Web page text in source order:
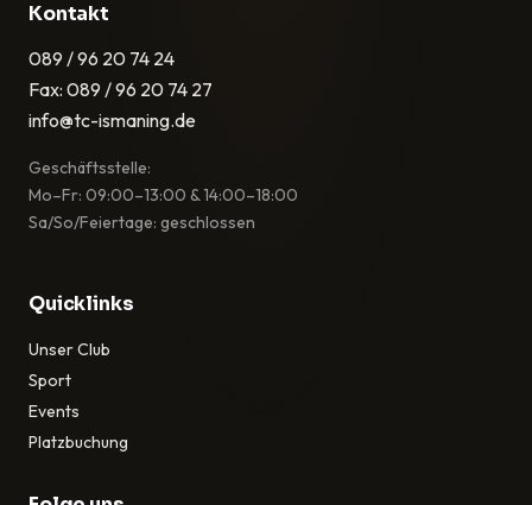
Kontakt
089 / 96 20 74 24
Fax: 089 / 96 20 74 27
info@tc-ismaning.de
Geschäftsstelle:
Mo–Fr: 09:00–13:00 & 14:00–18:00
Sa/So/Feiertage: geschlossen
Quicklinks
Unser Club
Sport
Events
Platzbuchung